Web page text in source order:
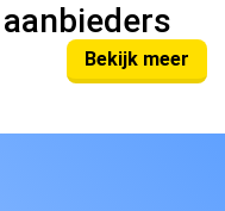
Bekijk meer